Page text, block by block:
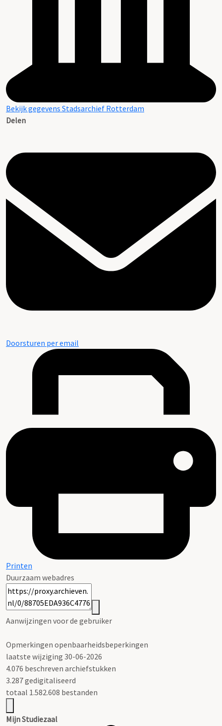
Bekijk gegevens Stadsarchief Rotterdam
Delen
Doorsturen per email
Printen
Duurzaam webadres
Aanwijzingen voor de gebruiker
Opmerkingen openbaarheidsbeperkingen
laatste wijziging 30-06-2026
4.076 beschreven archiefstukken
3.287 gedigitaliseerd
totaal 1.582.608 bestanden
Mijn Studiezaal